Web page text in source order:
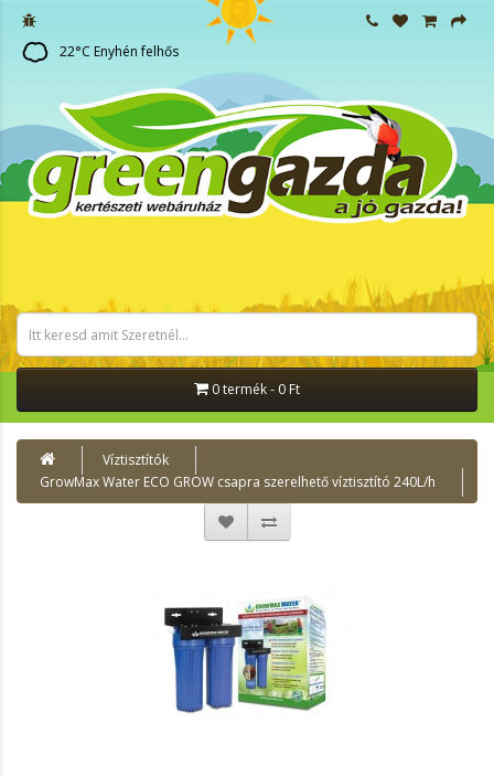
22°C Enyhén felhős
0 termék - 0 Ft
Víztisztítók
GrowMax Water ECO GROW csapra szerelhető víztisztító 240L/h